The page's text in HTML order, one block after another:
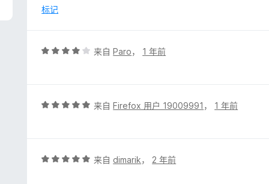
/标记
评
5
来自Paro， 1 年前
评
5
来自Firefox 用户 19009991 ， 1 年前
评
来自 dimarik， 2 年前